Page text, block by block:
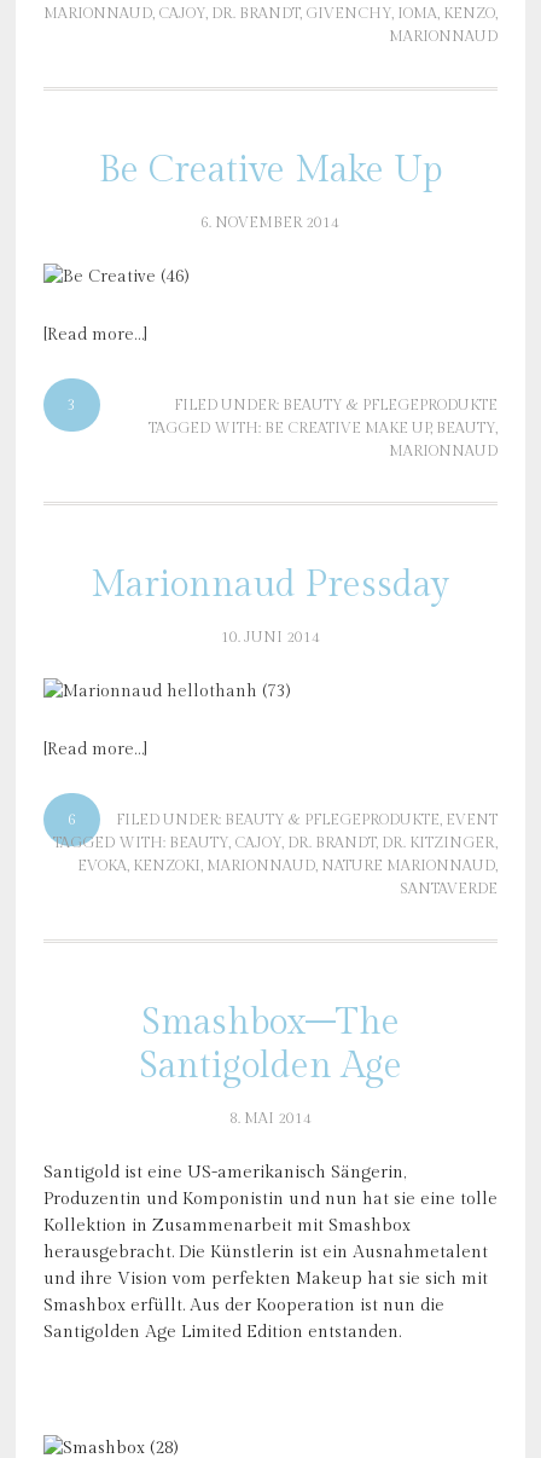
MARIONNAUD, CAJOY, DR. BRANDT, GIVENCHY, IOMA, KENZO,
MARIONNAUD
Be Creative Make Up
6. NOVEMBER 2014
[Read more…]
3 FILED UNDER: BEAUTY & PFLEGEPRODUKTE
TAGGED WITH: BE CREATIVE MAKE UP, BEAUTY,
MARIONNAUD
Marionnaud Pressday
10. JUNI 2014
[Read more…]
6 FILED UNDER: BEAUTY & PFLEGEPRODUKTE, EVENT
TAGGED WITH: BEAUTY, CAJOY, DR. BRANDT, DR. KITZINGER,
EVOKA, KENZOKI, MARIONNAUD, NATURE MARIONNAUD,
SANTAVERDE
Smashbox–The
Santigolden Age
8. MAI 2014
Santigold ist eine US-amerikanisch Sängerin,
Produzentin und Komponistin und nun hat sie eine tolle
Kollektion in Zusammenarbeit mit Smashbox
herausgebracht. Die Künstlerin ist ein Ausnahmetalent
und ihre Vision vom perfekten Makeup hat sie sich mit
Smashbox erfüllt. Aus der Kooperation ist nun die
Santigolden Age Limited Edition entstanden.